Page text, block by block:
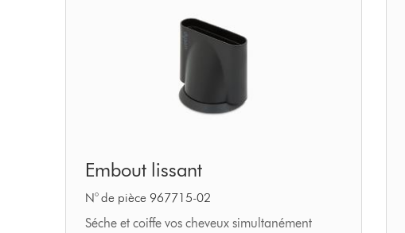
lissant
Embout lissant
N° de pièce 967715-02
Séche et coiffe vos cheveux simultanément